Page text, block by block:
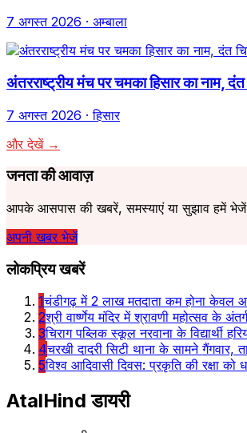
7 अगस्त 2026 · अम्बाला
अंतरराष्ट्रीय मंच पर चमका हिसार का नाम,
7 अगस्त 2026 · हिसार
और देखें →
जनता की आवाज़
आपके आसपास की खबरें, समस्याएं या सुझाव हमें
अपनी खबर भेजें
लोकप्रिय खबरें
1चंडीगढ़ में 2 लाख मतदाता कम होना केवल
2श्री वार्ष्णेय मंदिर में श्रावणी महोत्सव के
3चिराग पब्लिक स्कूल नरवाना के विद्यार्थी
4चरखी दादरी सिटी थाना के सामने गैंगवार,
5विश्व आदिवासी दिवस: प्रकृति की रक्षा को
AtalHind डायरी